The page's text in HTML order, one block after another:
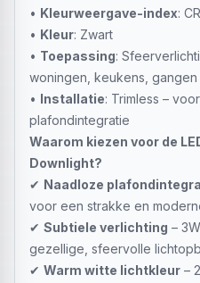
• Kleurweergave-index:
• Kleur: Zwart
• Toepassing:
woningen, keukens,
• Installatie: Trimless –
plafondintegratie
Waarom kiezen voor de
Downlight?
✔ Naadloze
voor een strakke en
✔ Subtiele verlichting –
gezellige, sfeervolle
✔ Warm witte lichtkleur –